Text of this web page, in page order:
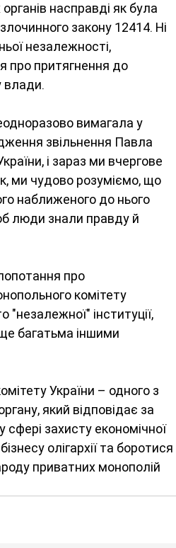
насправді як була
закону 12414. Ні
незалежності,
про притягнення до
влади.
вимагала у
звільнення Павла
і зараз ми вчергове
ми чудово розуміємо, що
наближеного до нього
люди знали правду й
про
комітету
"незалежної" інституції,
багатьма іншими
України – одного з
який відповідає за
захисту економічної
олігархії та боротися
приватних монополій